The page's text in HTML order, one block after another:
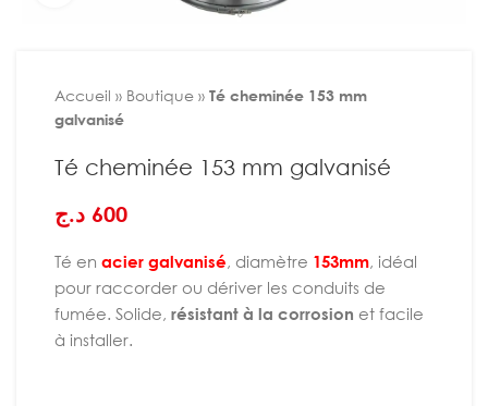
Accueil » Boutique » Té cheminée 153 mm
galvanisé
Té cheminée 153 mm galvanisé
600 د.ج
Té en acier galvanisé , diamètre 153mm , idéal
pour raccorder ou dériver les conduits de
fumée. Solide, résistant à la corrosion et facile
à installer.